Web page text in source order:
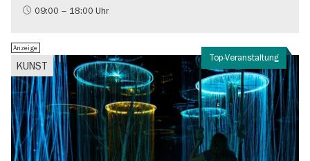
Gratis
09:00 – 18:00 Uhr
Top-Veranstaltung
KUNST
Anzeige